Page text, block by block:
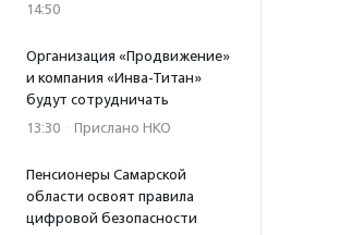
14:50
Организация «Продвижение»
и компания «Инва-Титан»
будут сотрудничать
13:30 · Прислано НКО
Пенсионеры Самарской
области освоят правила
цифровой безопасности